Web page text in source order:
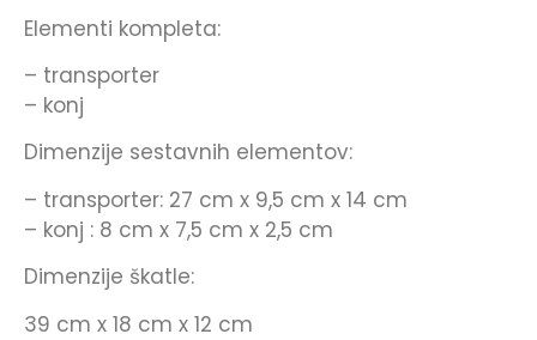
Elementi kompleta:
– transporter
– konj
Dimenzije sestavnih elementov:
– transporter: 27 cm x 9,5 cm x 14 cm
– konj : 8 cm x 7,5 cm x 2,5 cm
Dimenzije škatle:
39 cm x 18 cm x 12 cm